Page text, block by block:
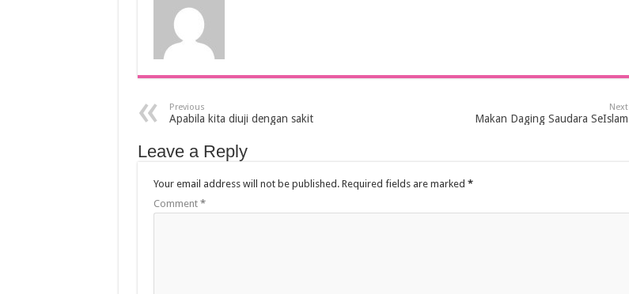
Previous
Apabila kita diuji dengan sakit
Next
Makan Daging Saudara SeIslam
Leave a Reply
Your email address will not be published. Required fields are marked *
Comment *